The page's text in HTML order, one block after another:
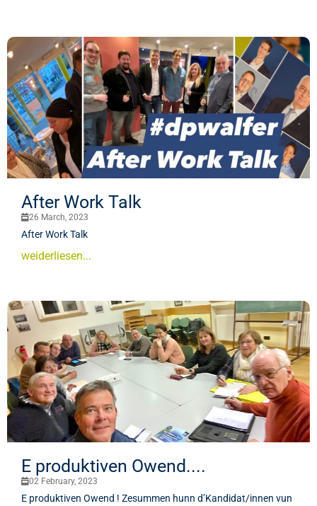
After Work Talk
26 March, 2023
After Work Talk
weiderliesen...
E produktiven Owend....
02 February, 2023
E produktiven Owend ! Zesummen hunn d’Kandidat/innen vun